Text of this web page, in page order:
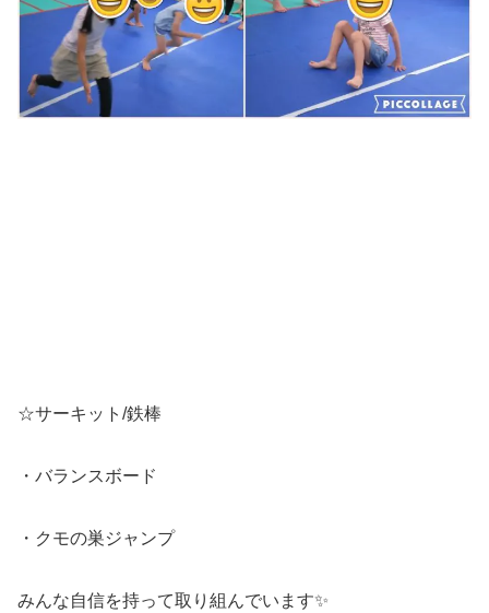
☆サーキット/鉄棒
・バランスボード
・クモの巣ジャンプ
みんな自信を持って取り組んでいます✨